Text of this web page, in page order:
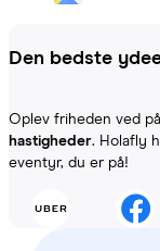
Den bedste
Oplev friheden ved
hastigheder. Holafly
eventyr, du er på!